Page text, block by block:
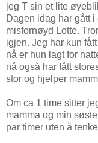
jeg T sin et lite
Dagen idag har gått
misfornøyd Lotte.
igjen. Jeg har kun
nå er hun lagt for
nå også har fått
stor og hjelper
Om ca 1 time sitter
mamma og min
par timer uten å